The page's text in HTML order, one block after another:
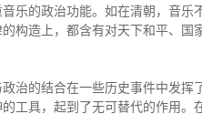
乐的政治功能。如在清朝，音乐
构造上，都含有对天下和平、
治的结合在一些历史事件中发
工具，起到了无可替代的作用